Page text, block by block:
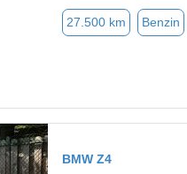
27.500 km Benzin
BMW Z4